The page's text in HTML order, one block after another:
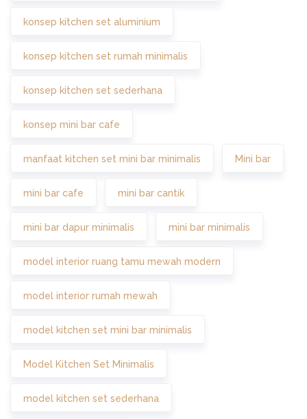
konsep kitchen set aluminium
konsep kitchen set rumah minimalis
konsep kitchen set sederhana
konsep mini bar cafe
manfaat kitchen set mini bar minimalis Mini bar
mini bar cafe mini bar cantik
mini bar dapur minimalis mini bar minimalis
model interior ruang tamu mewah modern
model interior rumah mewah
model kitchen set mini bar minimalis
Model Kitchen Set Minimalis
model kitchen set sederhana